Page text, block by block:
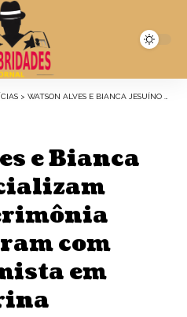
> WATSON ALVES E BIANCA JESUÍNO OFICIALIZAM UNIÃO EM CERIMÔNIA CIVIL E CELEBRAM COM JANTAR INTIMISTA EM SANTA CATARINA
e Bianca
com
em